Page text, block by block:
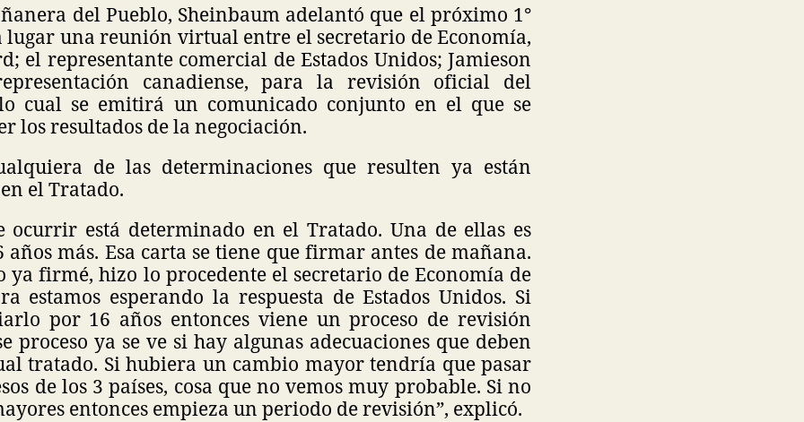
del Pueblo, Sheinbaum adelantó que el próximo 1°
una reunión virtual entre el secretario de Economía,
el representante comercial de Estados Unidos; Jamieson
canadiense, para la revisión oficial del
cual se emitirá un comunicado conjunto en el que se
los resultados de la negociación.
de las determinaciones que resulten ya están
el Tratado.
ocurrir está determinado en el Tratado. Una de ellas es
más. Esa carta se tiene que firmar antes de mañana.
ya firmé, hizo lo procedente el secretario de Economía de
estamos esperando la respuesta de Estados Unidos. Si
por 16 años entonces viene un proceso de revisión
proceso ya se ve si hay algunas adecuaciones que deben
tratado. Si hubiera un cambio mayor tendría que pasar
de los 3 países, cosa que no vemos muy probable. Si no
entonces empieza un periodo de revisión”, explicó.